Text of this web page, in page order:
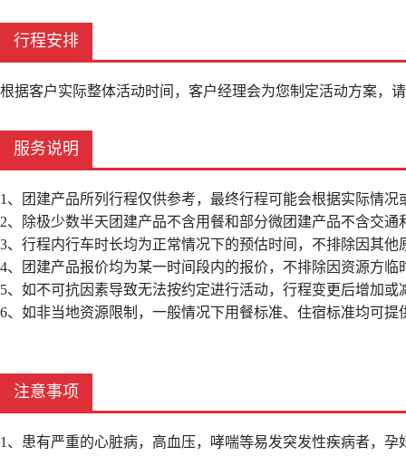
行程安排
根据客户实际整体活动时间，客户经理会为您制定活动方案，
服务说明
1、团建产品所列行程仅供参考，最终行程可能会根据实际情
2、除极少数半天团建产品不含用餐和部分微团建产品不含交
3、行程内行车时长均为正常情况下的预估时间，不排除因其
4、团建产品报价均为某一时间段内的报价，不排除因资源方
5、如不可抗因素导致无法按约定进行活动，行程变更后增加
6、如非当地资源限制，一般情况下用餐标准、住宿标准均可
注意事项
1、患有严重的心脏病，高血压，哮喘等易发突发性疾病者，